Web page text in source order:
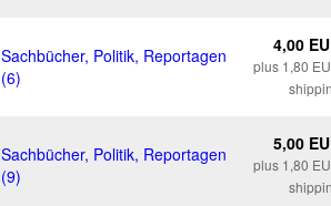
Sachbücher, Politik, Reportagen
(6)
4,00
plus 1,80
Sachbücher, Politik, Reportagen
(9)
5,00
plus 1,80